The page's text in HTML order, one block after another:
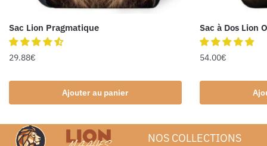
Sac Lion Pragmatique
29.88€
Ajouter au panier
Sac à Dos Lion
54.00€
NOS COLLECTIONS